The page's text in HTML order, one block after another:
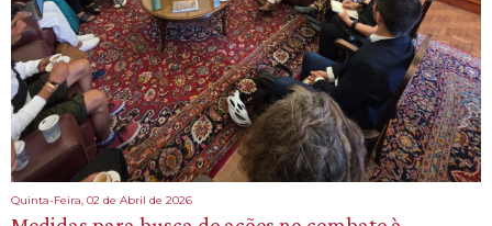
Quinta-Feira, 02 de Abril de 2026